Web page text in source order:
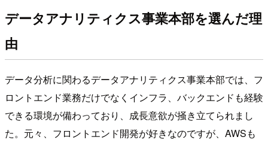
データアナリティクス事業本部を選んだ理
由
データ分析に関わるデータアナリティクス事業本部では、フ
ロントエンド業務だけでなくインフラ、バックエンドも経験
できる環境が備わっており、成長意欲が掻き立てられまし
た。元々、フロントエンド開発が好きなのですが、AWSも